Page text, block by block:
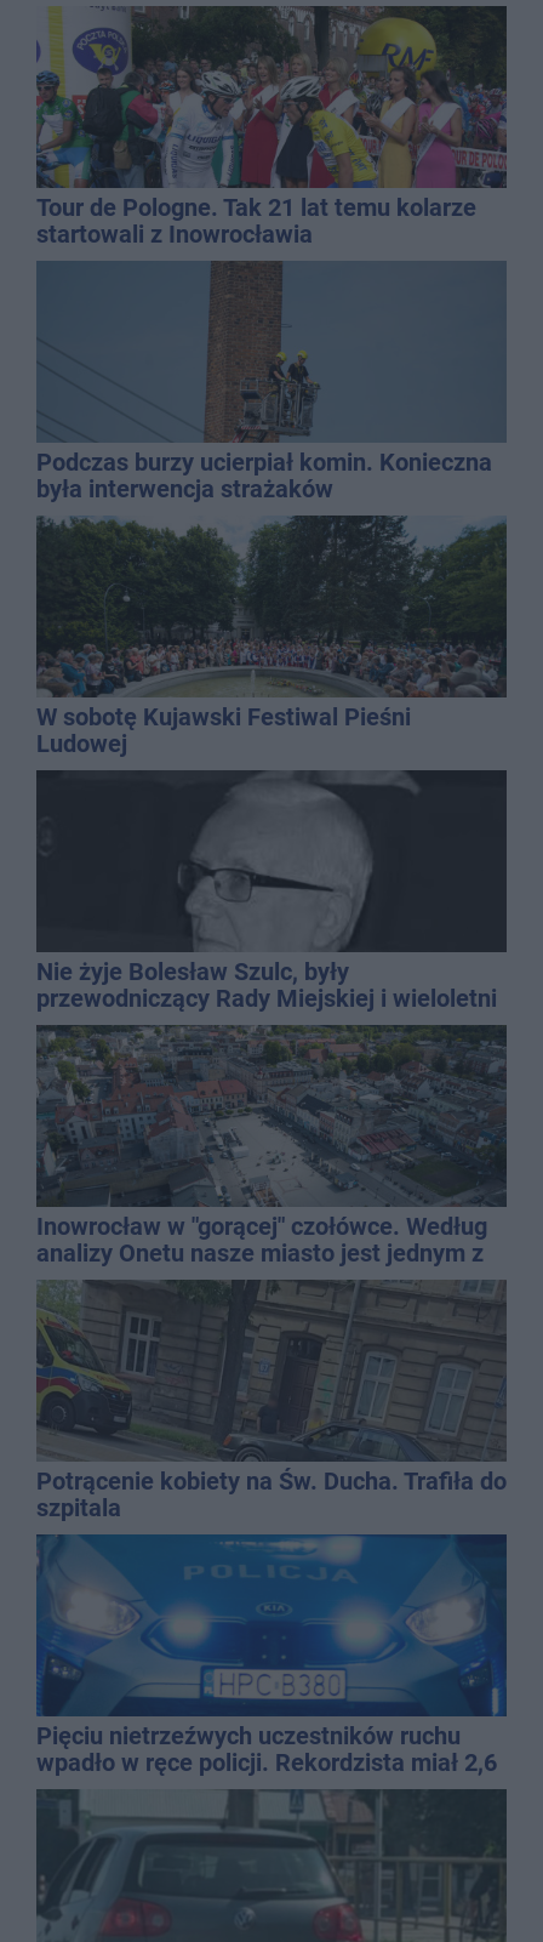
Tour de Pologne. Tak 21 lat temu kolarze
startowali z Inowrocławia
Podczas burzy ucierpiał komin. Konieczna
była interwencja strażaków
W sobotę Kujawski Festiwal Pieśni
Ludowej
Nie żyje Bolesław Szulc, były
przewodniczący Rady Miejskiej i wieloletni
dyrektor SP 14
Inowrocław w "gorącej" czołówce. Według
analizy Onetu nasze miasto jest jednym z
najbardziej narażonych na upały
Potrącenie kobiety na Św. Ducha. Trafiła do
szpitala
Pięciu nietrzeźwych uczestników ruchu
wpadło w ręce policji. Rekordzista miał 2,6
promila